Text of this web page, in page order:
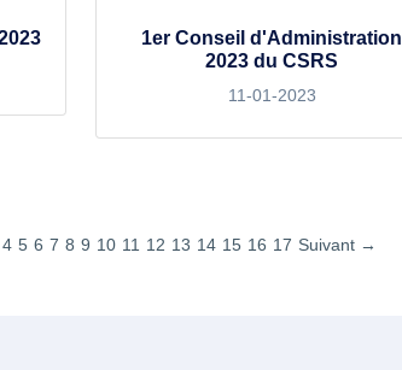
1er Conseil d'Administration
2023 du CSRS
11-01-2023
4 5 6 7 8 9 10 11 12 13 14 15 16 17 Suivant →